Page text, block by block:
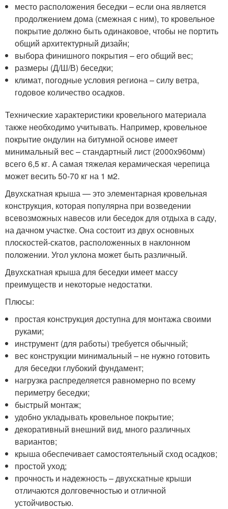
место расположения беседки – если она является
продолжением дома (смежная с ним), то кровельное
покрытие должно быть одинаковое, чтобы не портить
общий архитектурный дизайн;
выбора финишного покрытия – его общий вес;
размеры (Д/Ш/В) беседки;
климат, погодные условия региона – силу ветра,
годовое количество осадков.
Технические характеристики кровельного материала
также необходимо учитывать. Например, кровельное
покрытие ондулин на битумной основе имеет
минимальный вес – стандартный лист (2000х960мм)
всего 6,5 кг. А самая тяжелая керамическая черепица
может весить 50-70 кг на 1 м2.
Двухскатная крыша — это элементарная кровельная
конструкция, которая популярна при возведении
всевозможных навесов или беседок для отдыха в саду,
на дачном участке. Она состоит из двух основных
плоскостей-скатов, расположенных в наклонном
положении. Угол уклона может быть различный.
Двухскатная крыша для беседки имеет массу
преимуществ и некоторые недостатки.
Плюсы:
простая конструкция доступна для монтажа своими
руками;
инструмент (для работы) требуется обычный;
вес конструкции минимальный – не нужно готовить
для беседки глубокий фундамент;
нагрузка распределяется равномерно по всему
периметру беседки;
быстрый монтаж;
удобно укладывать кровельное покрытие;
декоративный внешний вид, много различных
вариантов;
крыша обеспечивает самостоятельный сход осадков;
простой уход;
прочность и надежность – двухскатные крыши
отличаются долговечностью и отличной
устойчивостью.